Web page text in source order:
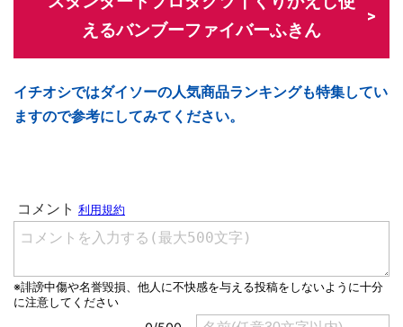
えるバンブーファイバーふきん
イチオシではダイソーの人気商品ランキングも特集してい
ますので参考にしてみてください。